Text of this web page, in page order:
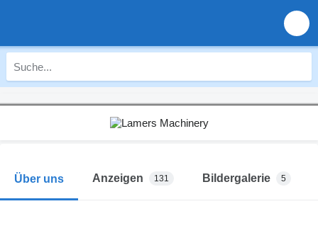
Über uns Anzeigen 131 Bildergalerie 5